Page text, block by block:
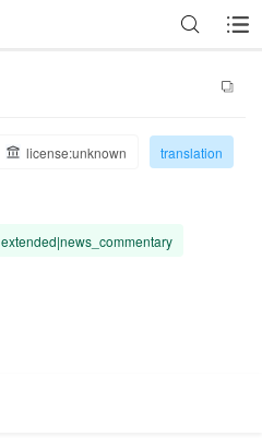
license:unknown translation
extended|news_commentary